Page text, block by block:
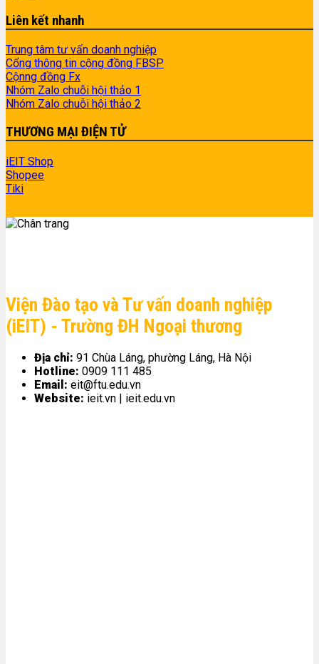
Liên kết nhanh
Trung tâm tư vấn doanh nghiệp
Cổng thông tin cộng đồng FBSP
Cộnng đồng Fx
Nhóm Zalo chuỗi hội thảo 1
Nhóm Zalo chuỗi hội thảo 2
THƯƠNG MẠI ĐIỆN TỬ
iEIT Shop
Shopee
Tiki
Viện Đào tạo và Tư vấn doanh nghiệp
(iEIT) - Trường ĐH Ngoại thương
Địa chỉ: 91 Chùa Láng, phường Láng, Hà Nội
Hotline: 0909 111 485
Email: eit@ftu.edu.vn
Website: ieit.vn | ieit.edu.vn